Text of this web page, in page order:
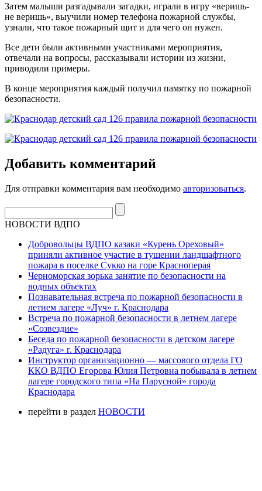
Затем малыши разгадывали загадки, играли в игру «веришь-
не веришь», выучили номер телефона пожарной службы,
узнали, что такое пожарный щит и для чего он нужен.
Все дети были активными участниками мероприятия,
отвечали на вопросы, рассказывали истории из жизни,
приводили примеры.
В конце мероприятия каждый получил памятку по пожарной
безопасности.
Добавить комментарий
Для отправки комментария вам необходимо авторизоваться.
НОВОСТИ ВДПО
Добровольцы ВДПО казаки «Курень Ореховый»
приняли активное участие в тушении ландшафтного
пожара в поселке Сукко на горе Красноперая
Черноморская зорька занятие по безопасности на
водных объектах
Познавательная встреча по пожарной безопасности в
летнем лагере «Луч» г. Краснодара
Встреча по пожарной безопасности в летнем лагере
«Созвездие»
Беседа по пожарной безопасности в детском лагере
«Радуга» г. Краснодара
Инструктор организационно — массового отдела ГО
ККО ВДПО Егорова Юлия Петровна побывала в летнем
лагере городского типа «На Парусной» города
Краснодара
перейти в раздел НОВОСТИ